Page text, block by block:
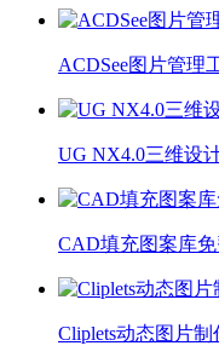
ACDSee图片管理
UG NX4.0三维设
CAD填充图案库
Cliplets动态图片